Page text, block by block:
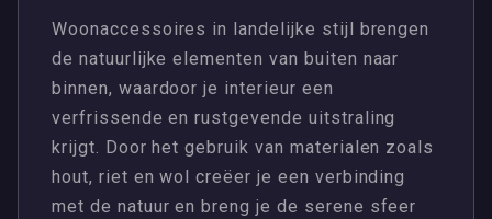
Woonaccessoires in landelijke stijl brengen
de natuurlijke elementen van buiten naar
binnen, waardoor je interieur een
verfrissende en rustgevende uitstraling
krijgt. Door het gebruik van materialen zoals
hout, riet en wol creëer je een verbinding
met de natuur en breng je de serene sfeer